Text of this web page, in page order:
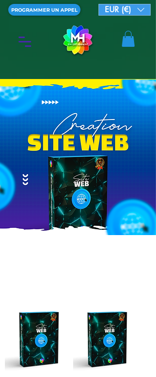
PROGRAMMER UN APPEL EUR (€)